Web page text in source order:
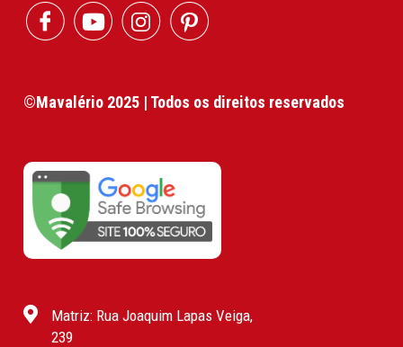
©Mavalério 2025 | Todos os direitos reservados
Matriz: Rua Joaquim Lapas Veiga,
239